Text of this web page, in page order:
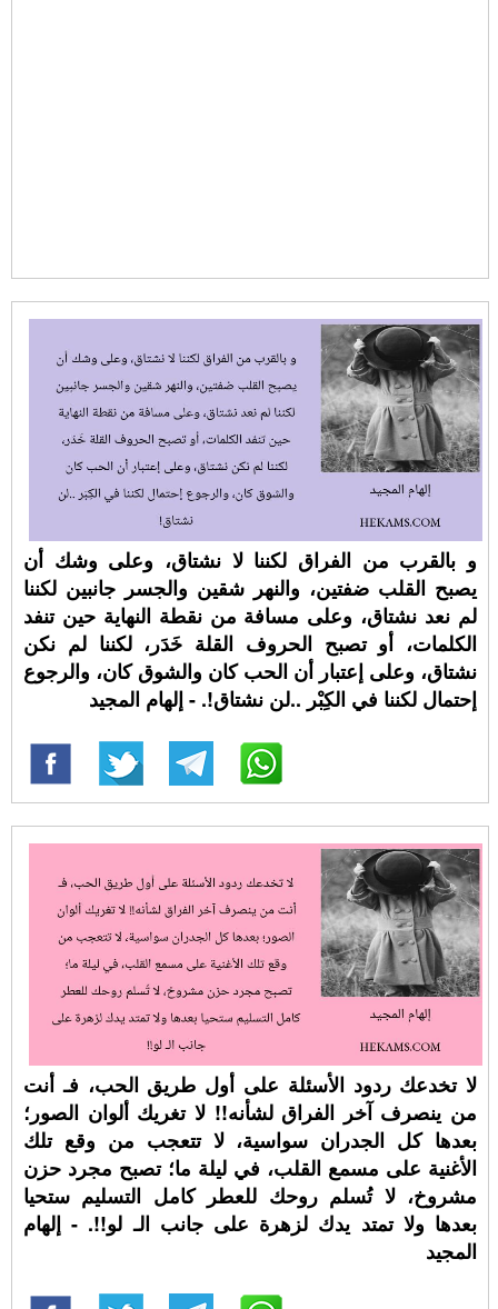
و بالقرب من الفراق لكننا لا نشتاق، وعلى وشك أن
يصبح القلب ضفتين، والنهر شقين والجسر جانبين لكننا
لم نعد نشتاق، وعلى مسافة من نقطة النهاية حين تنفد
الكلمات، أو تصبح الحروف القلة خَدَر، لكننا لم نكن
نشتاق، وعلى إعتبار أن الحب كان والشوق كان، والرجوع
إحتمال لكننا في الكِبْر ..لن نشتاق!. - إلهام المجيد
لا تخدعك ردود الأسئلة على أول طريق الحب، فـ أنت
من ينصرف آخر الفراق لشأنه!! لا تغريك ألوان الصور؛
بعدها كل الجدران سواسية، لا تتعجب من وقع تلك
الأغنية على مسمع القلب، في ليلة ما؛ تصبح مجرد حزن
مشروخ، لا تُسلم روحك للعطر كامل التسليم ستحيا
بعدها ولا تمتد يدك لزهرة على جانب الـ لو!!. - إلهام
المجيد